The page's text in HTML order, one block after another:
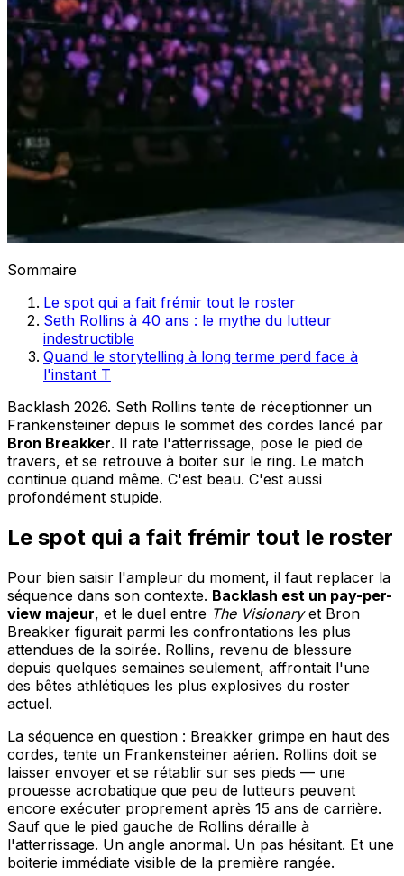
Sommaire
Le spot qui a fait frémir tout le roster
Seth Rollins à 40 ans : le mythe du lutteur
indestructible
Quand le storytelling à long terme perd face à
l'instant T
Backlash 2026. Seth Rollins tente de réceptionner un
Frankensteiner depuis le sommet des cordes lancé par
Bron Breakker. Il rate l'atterrissage, pose le pied de
travers, et se retrouve à boiter sur le ring. Le match
continue quand même. C'est beau. C'est aussi
profondément stupide.
Le spot qui a fait frémir tout le roster
Pour bien saisir l'ampleur du moment, il faut replacer la
séquence dans son contexte. Backlash est un pay-per-
view majeur, et le duel entre The Visionaryet Bron
Breakker figurait parmi les confrontations les plus
attendues de la soirée. Rollins, revenu de blessure
depuis quelques semaines seulement, affrontait l'une
des bêtes athlétiques les plus explosives du roster
actuel.
La séquence en question : Breakker grimpe en haut des
cordes, tente un Frankensteiner aérien. Rollins doit se
laisser envoyer et se rétablir sur ses pieds — une
prouesse acrobatique que peu de lutteurs peuvent
encore exécuter proprement après 15 ans de carrière.
Sauf que le pied gauche de Rollins déraille à
l'atterrissage. Un angle anormal. Un pas hésitant. Et une
boiterie immédiate visible de la première rangée.